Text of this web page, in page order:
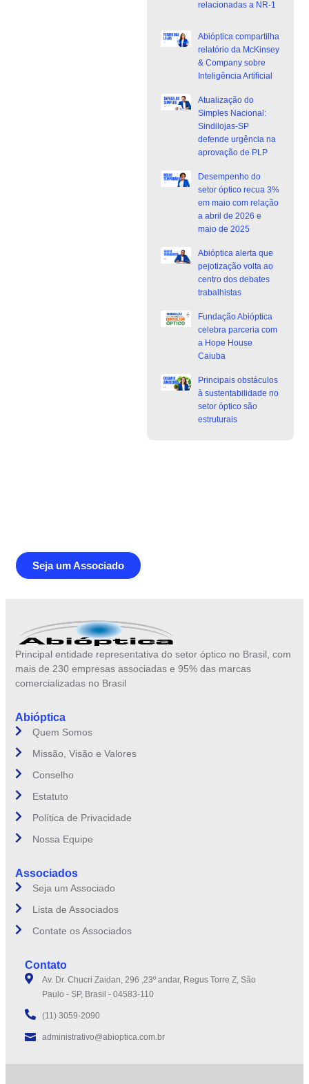
relacionadas a NR-1
Abióptica compartilha
relatório da McKinsey
& Company sobre
Inteligência Artificial
Atualização do
Simples Nacional:
Sindilojas-SP
defende urgência na
aprovação de PLP
Desempenho do
setor óptico recua 3%
em maio com relação
a abril de 2026 e
maio de 2025
Abióptica alerta que
pejotização volta ao
centro dos debates
trabalhistas
Fundação Abióptica
celebra parceria com
a Hope House
Caiuba
Principais obstáculos
à sustentabilidade no
setor óptico são
estruturais
Seja um Associado
Principal entidade representativa do setor óptico no Brasil, com
mais de 230 empresas associadas e 95% das marcas
comercializadas no Brasil
Abióptica
Quem Somos
Missão, Visão e Valores
Conselho
Estatuto
Política de Privacidade
Nossa Equipe
Associados
Seja um Associado
Lista de Associados
Contate os Associados
Contato
Av. Dr. Chucri Zaidan, 296 ,23º andar, Regus Torre Z, São
Paulo - SP, Brasil - 04583-110
(11) 3059-2090
administrativo@abioptica.com.br